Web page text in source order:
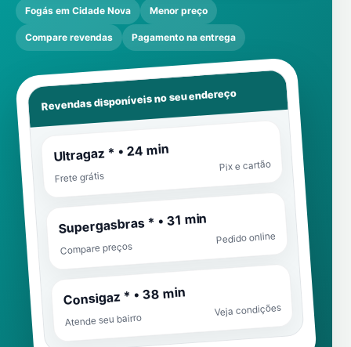
Fogás em Cidade Nova Menor preço
Compare revendas Pagamento na entrega
Revendas disponíveis no seu endereço
Ultragaz * • 24 min
Frete grátis
Pix e cartão
Supergasbras * • 31 min
Compare preços
Pedido online
Consigaz * • 38 min
Atende seu bairro
Veja condições